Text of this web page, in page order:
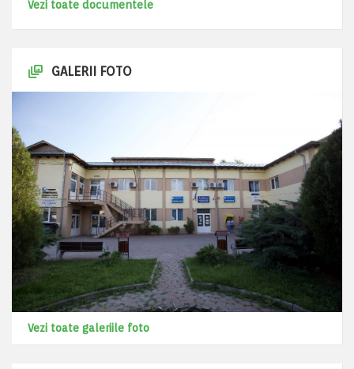
Vezi toate documentele
GALERII FOTO
Vezi toate galeriile foto